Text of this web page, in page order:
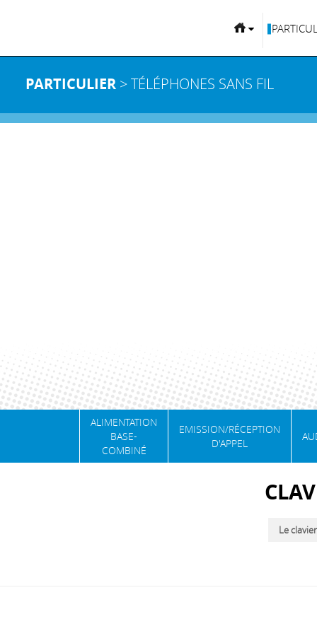
PARTICULIER > TÉLÉPHONES SANS FIL
ALIMENTATION
BASE-
COMBINÉ
EMISSION/RÉCEPTION
D'APPEL
Le